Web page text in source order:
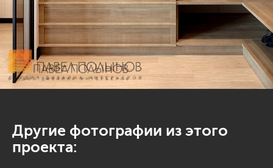
Другие фотографии из этого
проекта: